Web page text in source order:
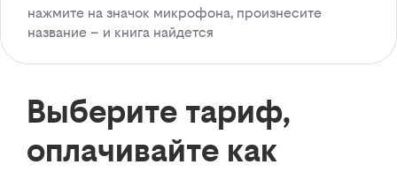
нажмите на значок микрофона, произнесите
название – и книга найдется
Выберите тариф,
оплачивайте как